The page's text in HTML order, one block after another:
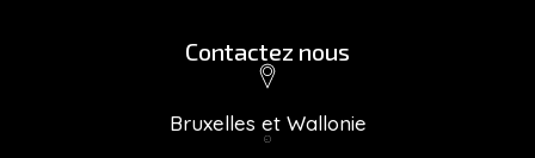
Contactez nous
Bruxelles et Wallonie